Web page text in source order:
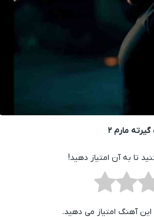
مارم ۲
تا به آن امتیاز دهید!
آهنگ امتیاز می دهید.